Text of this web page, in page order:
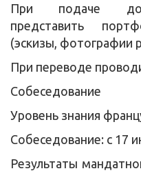
При подаче
представить
(эскизы, фотографии
При переводе
Собеседование
Уровень знания
Собеседование: с 17
Результаты